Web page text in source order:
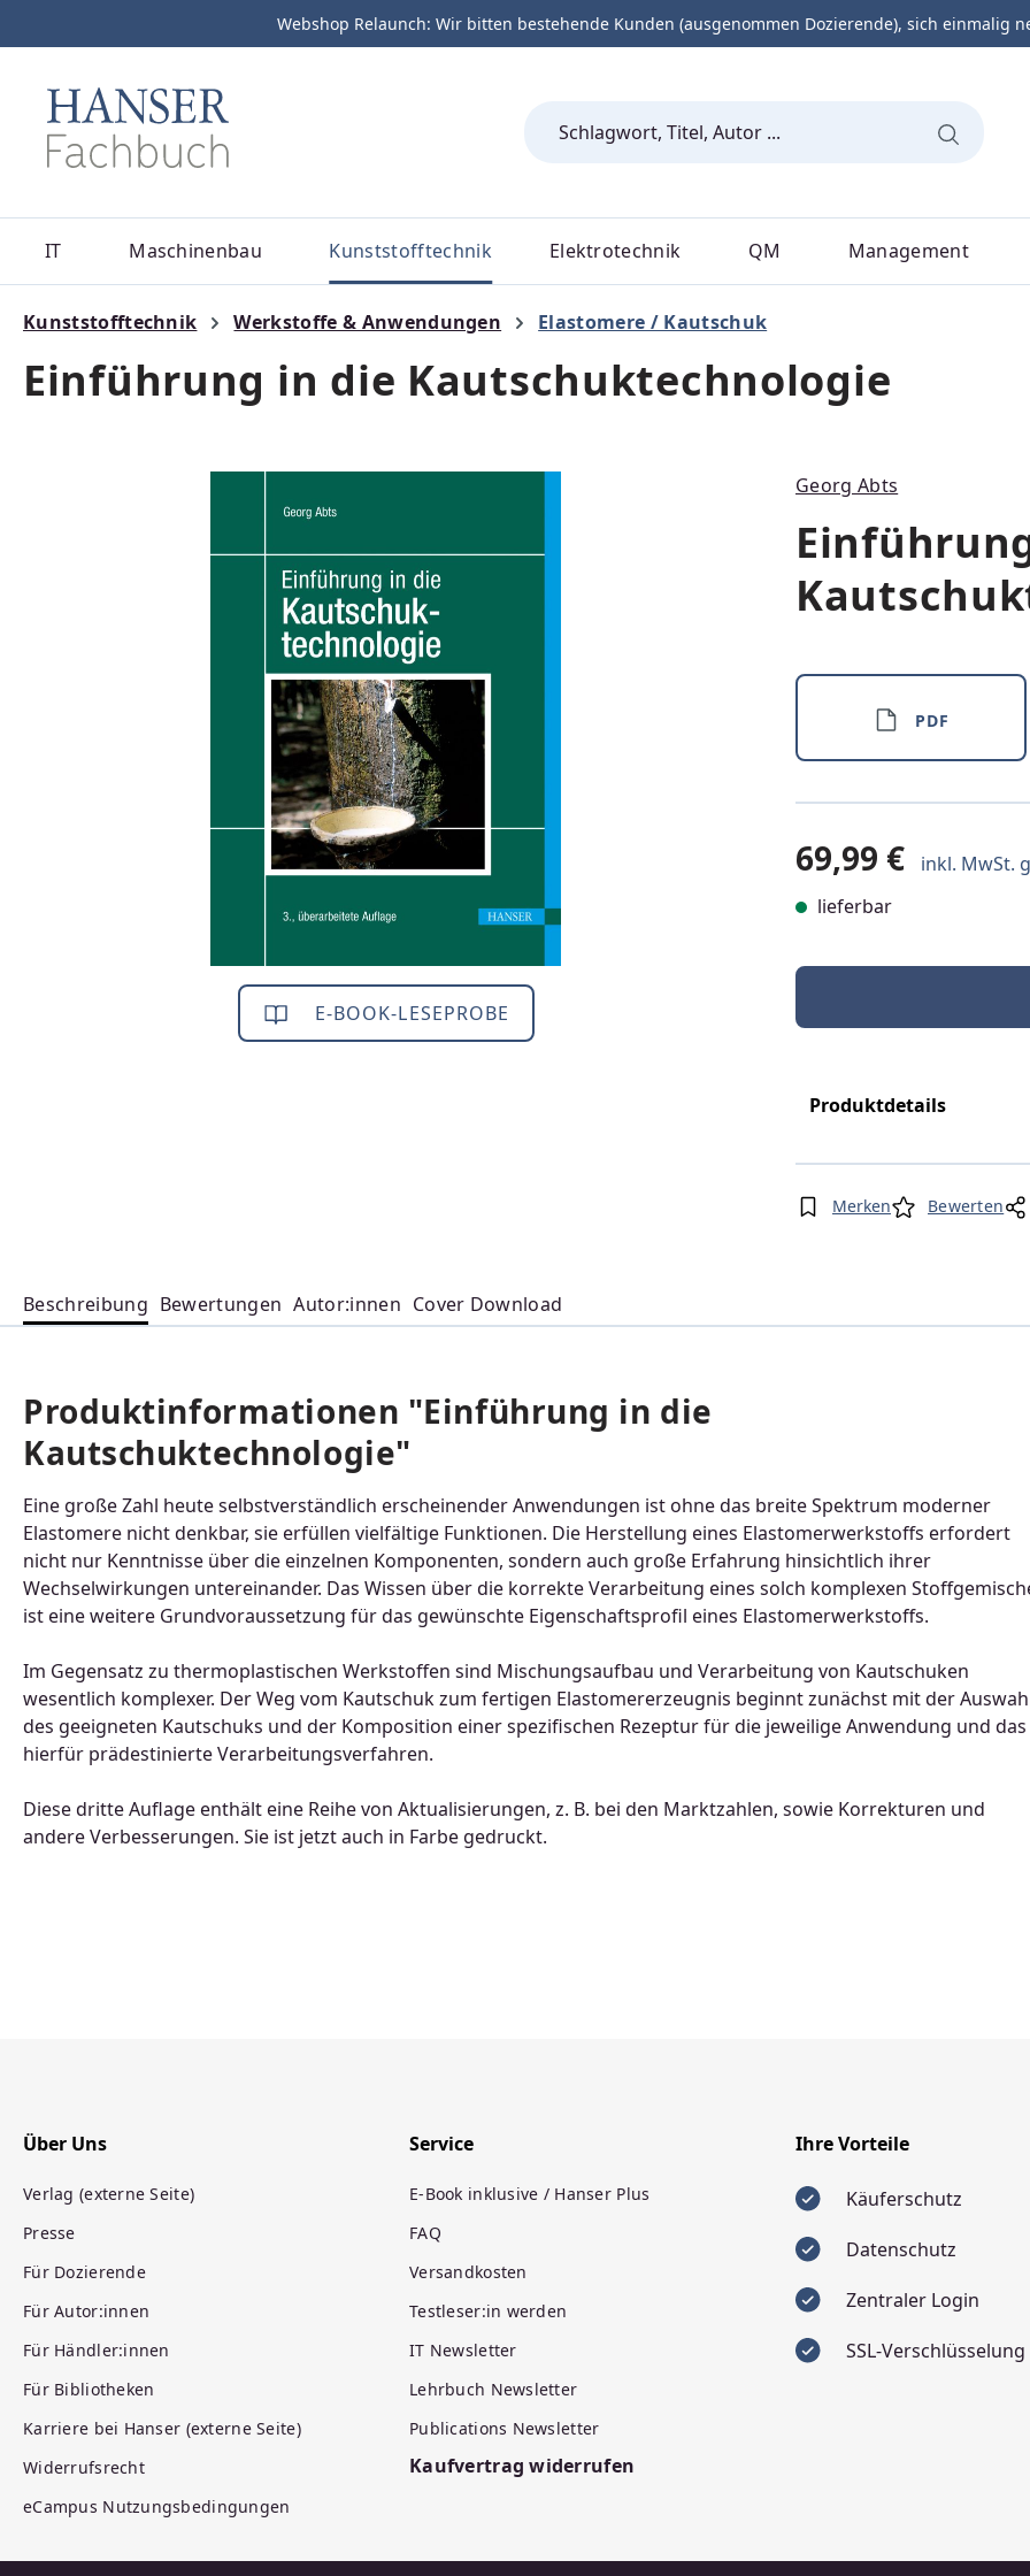
Zur Hauptnavigation springenWebshop Relaunch: Wir bitten bestehende Kunden (ausgenommen Dozierende), sich einmalig
IT Maschinenbau Kunststofftechnik Elektrotechnik QM Management
Kunststofftechnik Werkstoffe & Anwendungen Elastomere / Kautschuk
Einführung in die Kautschuktechnologie
E-BOOK-LESEPROBE
Georg Abts
PDF
69,99 €
inkl. MwSt.
lieferbar
Produktdetails
Merken Bewerten
Beschreibung Bewertungen Autor:innen Cover Download
Produktinformationen "Einführung in die
Kautschuktechnologie"
Eine große Zahl heute selbstverständlich erscheinender Anwendungen ist ohne das breite Spektrum moderner
Elastomere nicht denkbar, sie erfüllen vielfältige Funktionen. Die Herstellung eines Elastomerwerkstoffs erfordert
nicht nur Kenntnisse über die einzelnen Komponenten, sondern auch große Erfahrung hinsichtlich ihrer
Wechselwirkungen untereinander. Das Wissen über die korrekte Verarbeitung eines solch komplexen
ist eine weitere Grundvoraussetzung für das gewünschte Eigenschaftsprofil eines Elastomerwerkstoffs.
Im Gegensatz zu thermoplastischen Werkstoffen sind Mischungsaufbau und Verarbeitung von Kautschuken
wesentlich komplexer. Der Weg vom Kautschuk zum fertigen Elastomererzeugnis beginnt zunächst mit der
des geeigneten Kautschuks und der Komposition einer spezifischen Rezeptur für die jeweilige Anwendung und das
hierfür prädestinierte Verarbeitungsverfahren.
Diese dritte Auflage enthält eine Reihe von Aktualisierungen, z. B. bei den Marktzahlen, sowie Korrekturen und
andere Verbesserungen. Sie ist jetzt auch in Farbe gedruckt.
Über Uns
Verlag (externe Seite)
Presse
Für Dozierende
Für Autor:innen
Für Händler:innen
Für Bibliotheken
Karriere bei Hanser (externe Seite)
Widerrufsrecht
eCampus Nutzungsbedingungen
Service
E-Book inklusive / Hanser Plus
FAQ
Versandkosten
Testleser:in werden
IT Newsletter
Lehrbuch Newsletter
Publications Newsletter
Kaufvertrag widerrufen
Ihre Vorteile
Käuferschutz
Datenschutz
Zentraler Login
SSL-Verschlüsselung